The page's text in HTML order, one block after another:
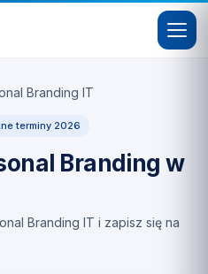
Branding IT
terminy 2026
Branding w
Branding IT i zapisz się na